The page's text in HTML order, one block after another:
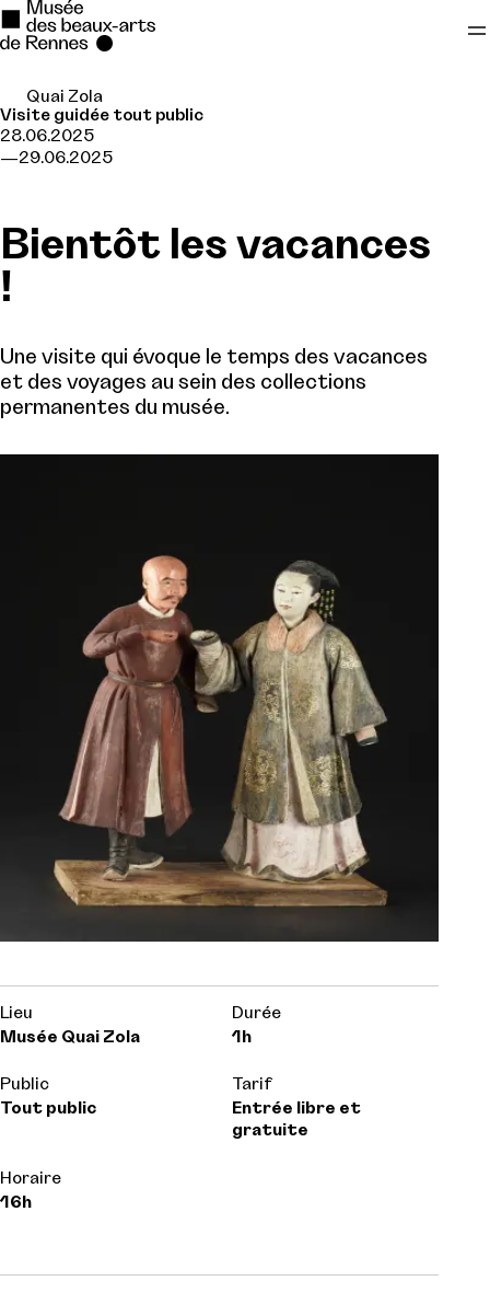
Se rendre au
Contenu principal
Quai Zola
Visite guidée tout public
28.06.2025
29.06.2025
Bientôt les vacances
!
Une visite qui évoque le temps des vacances
et des voyages au sein des collections
permanentes du musée.
Lieu
Musée Quai Zola
Durée
1h
Public
Tout public
Tarif
Entrée libre et
gratuite
Horaire
16h